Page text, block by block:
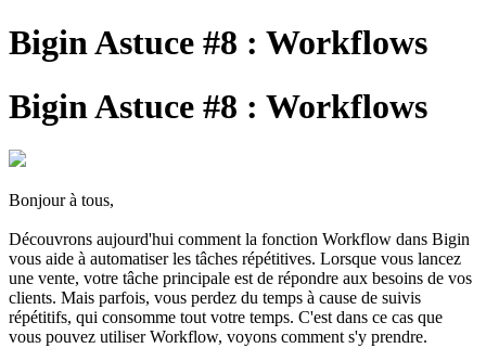
Bigin Astuce #8 : Workflows
Bigin Astuce #8 : Workflows
Bonjour à tous,
Découvrons aujourd'hui comment la fonction Workflow dans Bigin
vous aide à automatiser les tâches répétitives. Lorsque vous lancez
une vente, votre tâche principale est de répondre aux besoins de vos
clients. Mais parfois, vous perdez du temps à cause de suivis
répétitifs, qui consomme tout votre temps. C'est dans ce cas que
vous pouvez utiliser Workflow, voyons comment s'y prendre.